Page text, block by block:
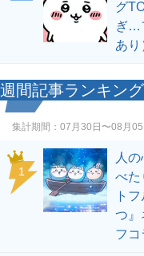
グ
ぎ…
あり
週間記事ランキング
集計期間： 07月30日〜08月05
1
人
べた
ト
つ』
フコ